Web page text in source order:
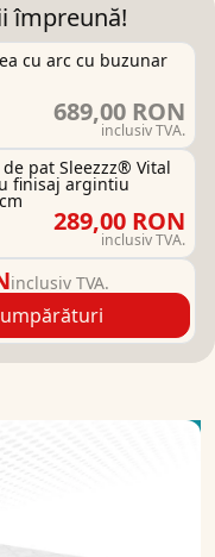
împreună!
cu arc cu buzunar
689,00 RON
inclusiv TVA.
pat Sleezzz® Vital
finisaj argintiu
289,00 RON
inclusiv TVA.
inclusiv TVA.